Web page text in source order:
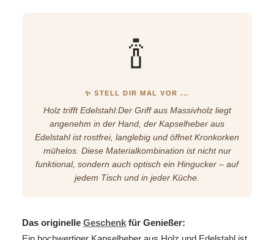
🍾
✨ STELL DIR MAL VOR ...
Holz trifft Edelstahl:Der Griff aus Massivholz liegt
angenehm in der Hand, der Kapselheber aus
Edelstahl ist rostfrei, langlebig und öffnet Kronkorken
mühelos. Diese Materialkombination ist nicht nur
funktional, sondern auch optisch ein Hingucker – auf
jedem Tisch und in jeder Küche.
Das originelle Geschenk für Genießer: